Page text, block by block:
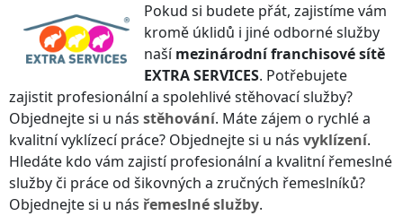
Pokud si budete přát, zajistíme vám
kromě úklidů i jiné odborné služby
našímezinárodní franchisové sítě
EXTRA SERVICES. Potřebujete
zajistit profesionální a spolehlivé stěhovací služby?
Objednejte si u nás stěhování. Máte zájem o rychlé a
kvalitní vyklízecí práce? Objednejte si u nás vyklízení.
Hledáte kdo vám zajistí profesionální a kvalitní řemeslné
služby či práce od šikovných a zručných řemeslníků?
Objednejte si u nás řemeslné služby.